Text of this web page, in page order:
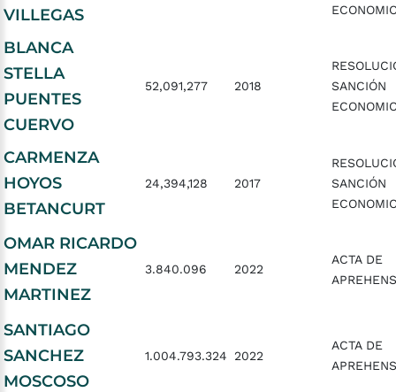
VILLEGAS
BLANCA
STELLA
PUENTES
CUERVO
52,091,277 2018
SANCIÓN
CARMENZA
HOYOS
BETANCURT
24,394,128 2017
SANCIÓN
OMAR RICARDO
MENDEZ
MARTINEZ
3.840.096 2022
ACTA DE
SANTIAGO
SANCHEZ
MOSCOSO
1.004.793.324 2022
ACTA DE